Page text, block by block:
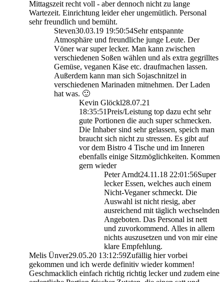
Mittagszeit recht voll - aber dennoch nicht zu lange
Wartezeit. Einrichtung leider eher ungemütlich. Personal
sehr freundlich und bemüht.
Steven30.03.19 19:50:54Sehr entspannte
Atmosphäre und freundliche junge Leute. Der
Vöner war super lecker. Man kann zwischen
verschiedenen Soßen wählen und als extra gegrilltes
Gemüse, veganen Käse etc. draufmachen lassen.
Außerdem kann man sich Sojaschnitzel in
verschiedenen Marinaden mitnehmen. Der Laden
hat was. 🙂
Kevin Glöckl28.07.21
18:35:51Preis/Leistung top dazu echt sehr
gute Portionen die auch super schmecken.
Die Inhaber sind sehr gelassen, speich man
braucht sich nicht zu stressen. Es gibt auf
vor dem Bistro 4 Tische und im Inneren
ebenfalls einige Sitzmöglichkeiten. Kommen
gern wieder
Peter Arndt24.11.18 22:01:56Super
lecker Essen, welches auch einem
Nicht-Veganer schmeckt. Die
Auswahl ist nicht riesig, aber
ausreichend mit täglich wechselnden
Angeboten. Das Personal ist nett
und zuvorkommend. Alles in allem
nichts auszusetzen und von mir eine
klare Empfehlung.
Melis Ünver29.05.20 13:12:59Zufällig hier vorbei
gekommen und ich werde definitiv wieder kommen!
Geschmacklich einfach richtig richtig lecker und zudem eine